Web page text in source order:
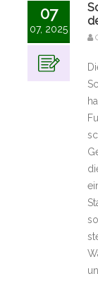
07
07, 2025